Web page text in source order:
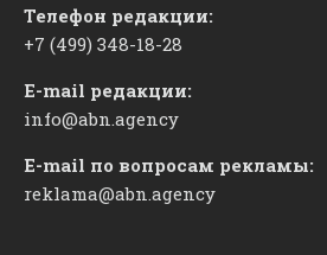
Телефон редакции:
+7 (499) 348-18-28
E-mail редакции:
info@abn.agency
E-mail по вопросам рекламы:
reklama@abn.agency